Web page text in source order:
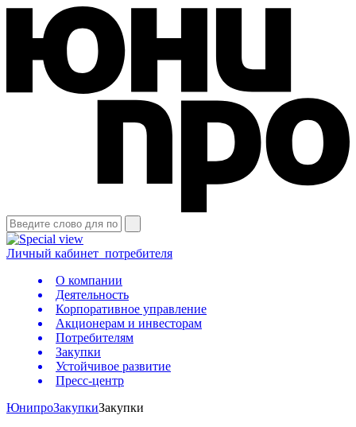
Личный кабинет потребителя
О компании
Деятельность
Корпоративное управление
Акционерам и инвесторам
Потребителям
Закупки
Устойчивое развитие
Пресс-центр
ЮнипроЗакупкиЗакупки